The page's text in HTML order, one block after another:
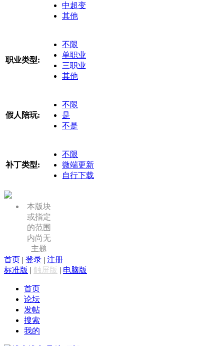
中超变
其他
职业类型:
不限
单职业
三职业
其他
假人陪玩:
不限
是
不是
补丁类型:
不限
微端更新
自行下载
本版块
或指定
的范围
内尚无
主题
首页 | 登录 | 注册
标准版 | 触屏版 | 电脑版
首页
论坛
发帖
搜索
我的